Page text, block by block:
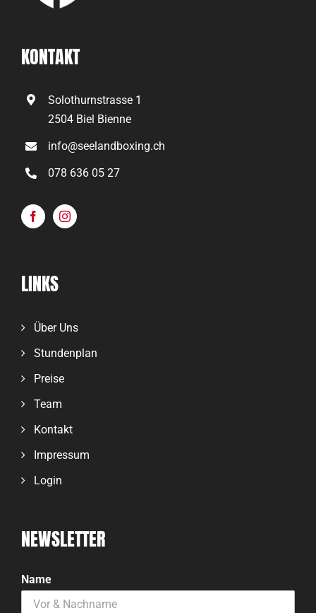
KONTAKT
Solothurnstrasse 1
2504 Biel Bienne
info@seelandboxing.ch
078 636 05 27
LINKS
Über Uns
Stundenplan
Preise
Team
Kontakt
Impressum
Login
NEWSLETTER
Name